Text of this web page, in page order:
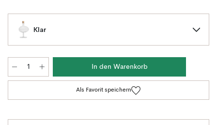
Klar
In den Warenkorb
Als Favorit speichern